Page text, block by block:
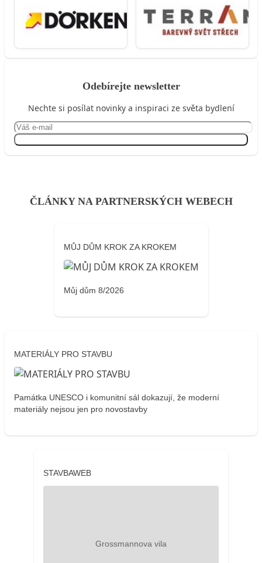
Odebírejte newsletter
Nechte si posílat novinky a inspiraci ze světa bydlení
ČLÁNKY NA PARTNERSKÝCH WEBECH
MŮJ DŮM KROK ZA KROKEM
Můj dům 8/2026
MATERIÁLY PRO STAVBU
Památka UNESCO i komunitní sál dokazují, že moderní
materiály nejsou jen pro novostavby
STAVBAWEB